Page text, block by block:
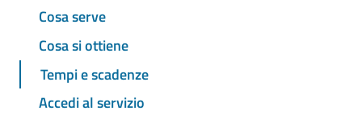
Cosa serve
Cosa si ottiene
Tempi e scadenze
Accedi al servizio